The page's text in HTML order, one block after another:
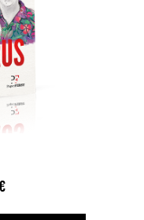
€